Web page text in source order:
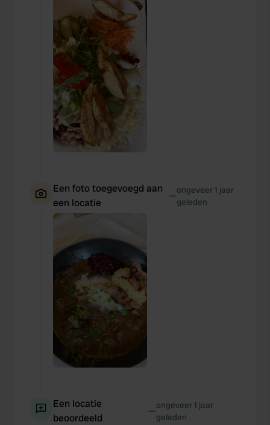
Een foto toegevoegd aan
een locatie
—ongeveer 1 jaar
geleden
Een locatie
beoordeeld
—ongeveer 1 jaar
geleden